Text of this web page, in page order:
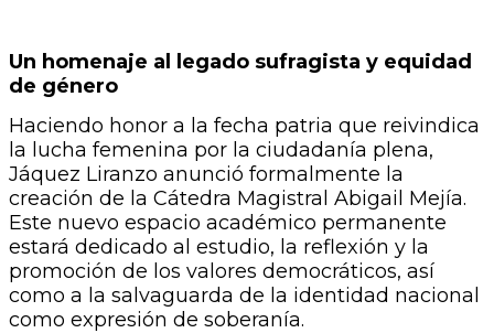
Un homenaje al legado sufragista y equidad
de género
​Haciendo honor a la fecha patria que reivindica
la lucha femenina por la ciudadanía plena,
Jáquez Liranzo anunció formalmente la
creación de la Cátedra Magistral Abigail Mejía.
Este nuevo espacio académico permanente
estará dedicado al estudio, la reflexión y la
promoción de los valores democráticos, así
como a la salvaguarda de la identidad nacional
como expresión de soberanía.